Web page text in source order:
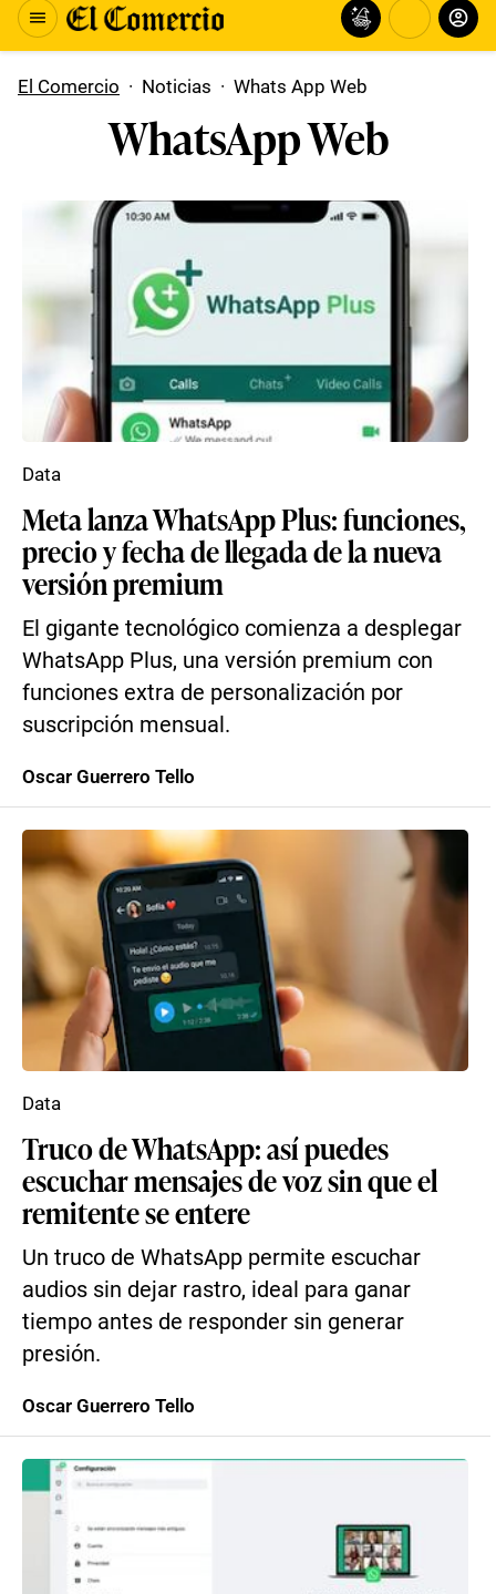
El Comercio · Noticias · Whats App Web
WhatsApp Web
Meta lanza WhatsApp Plus: funciones,
precio y fecha de llegada de la nueva
versión premium
El gigante tecnológico comienza a desplegar
WhatsApp Plus, una versión premium con
funciones extra de personalización por
suscripción mensual.
Data
Oscar Guerrero Tello
Truco de WhatsApp: así puedes
escuchar mensajes de voz sin que el
remitente se entere
Un truco de WhatsApp permite escuchar
audios sin dejar rastro, ideal para ganar
tiempo antes de responder sin generar
presión.
Data
Oscar Guerrero Tello